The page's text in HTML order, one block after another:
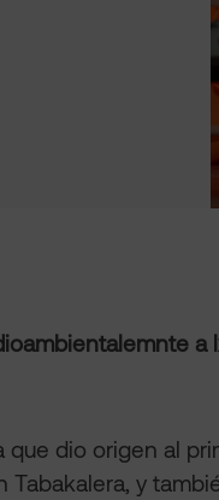
que dio origen al
Tabakalera, y